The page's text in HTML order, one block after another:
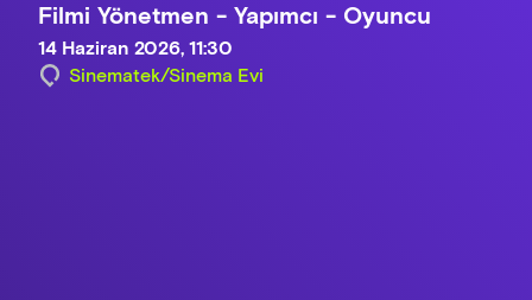
Filmi Yönetmen - Yapımcı - Oyuncu
14 Haziran 2026, 11:30
Sinematek/Sinema Evi